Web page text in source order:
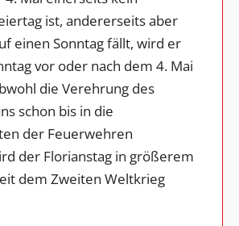
ist, andererseits aber
einen Sonntag fällt, wird er
vor oder nach dem 4. Mai
die Verehrung des
schon bis in die
der Feuerwehren
der Florianstag in größerem
dem Zweiten Weltkrieg